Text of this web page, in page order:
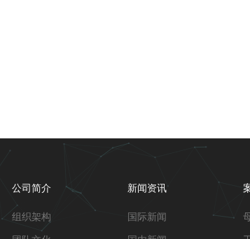
公司简介
组织架构
新闻资讯
国际新闻